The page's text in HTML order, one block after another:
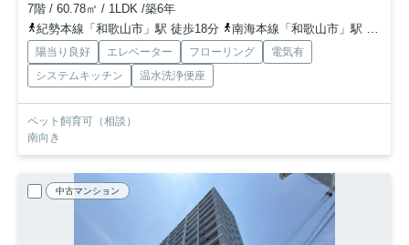
7階 / 60.78㎡ / 1LDK /築6年
紀勢本線「和歌山市」駅 徒歩18分
南海本線「和歌山市」駅 徒歩18分
陽当り良好 エレベーター フローリング
電気有
システムキッチン
温水洗浄便座
ペット飼育可（相談）
南向き
中古マンション